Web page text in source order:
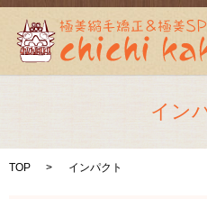
イン
TOP インパクト